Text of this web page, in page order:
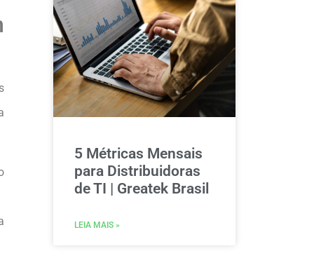
5 Métricas Mensais
para Distribuidoras
de TI | Greatek Brasil
LEIA MAIS »